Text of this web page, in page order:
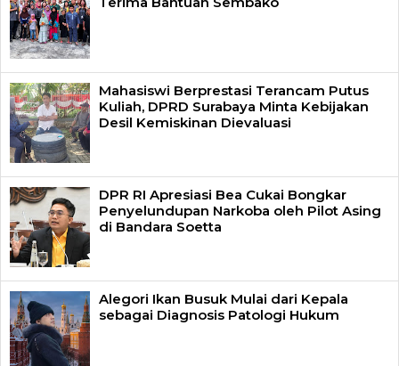
Mahasiswi Berprestasi Terancam Putus
Kuliah, DPRD Surabaya Minta Kebijakan
Desil Kemiskinan Dievaluasi
DPR RI Apresiasi Bea Cukai Bongkar
Penyelundupan Narkoba oleh Pilot Asing
di Bandara Soetta
Alegori Ikan Busuk Mulai dari Kepala
sebagai Diagnosis Patologi Hukum